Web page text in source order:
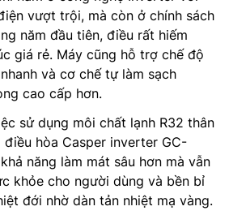
vượt trội, mà còn ở chính sách
năm đầu tiên, điều rất hiếm
giá rẻ. Máy cũng hỗ trợ chế độ
và cơ chế tự làm sạch
cao cấp hơn.
sử dụng môi chất lạnh R32 thân
hòa Casper inverter GC-
năng làm mát sâu hơn mà vẫn
khỏe cho người dùng và bền bỉ
đới nhờ dàn tản nhiệt mạ vàng.